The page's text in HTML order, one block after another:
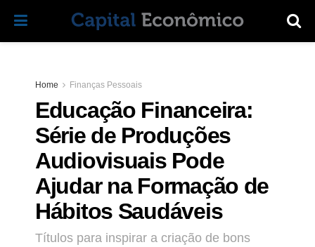
Home Finanças Pessoais
Educação Financeira:
Série de Produções
Audiovisuais Pode
Ajudar na Formação de
Hábitos Saudáveis
Títulos para inspirar a criação de bons